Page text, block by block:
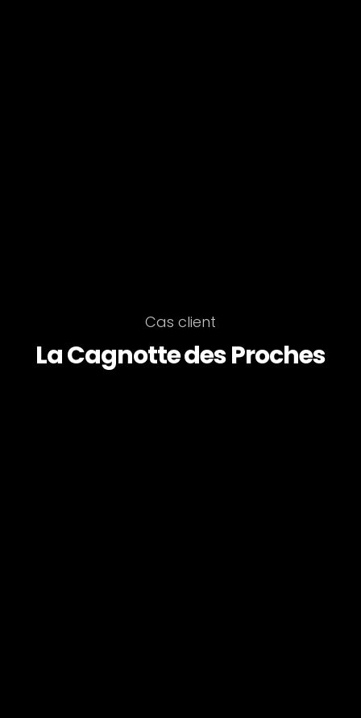
Cas client
La Cagnotte des Proches